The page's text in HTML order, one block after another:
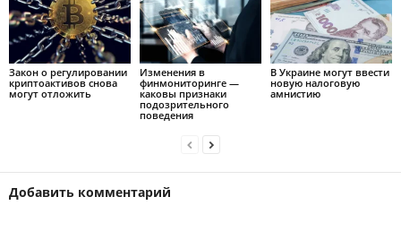
Закон о регулировании
криптоактивов снова
могут отложить
Изменения в
финмониторинге —
каковы признаки
подозрительного
поведения
В Украине могут ввести
новую налоговую
амнистию
Добавить комментарий